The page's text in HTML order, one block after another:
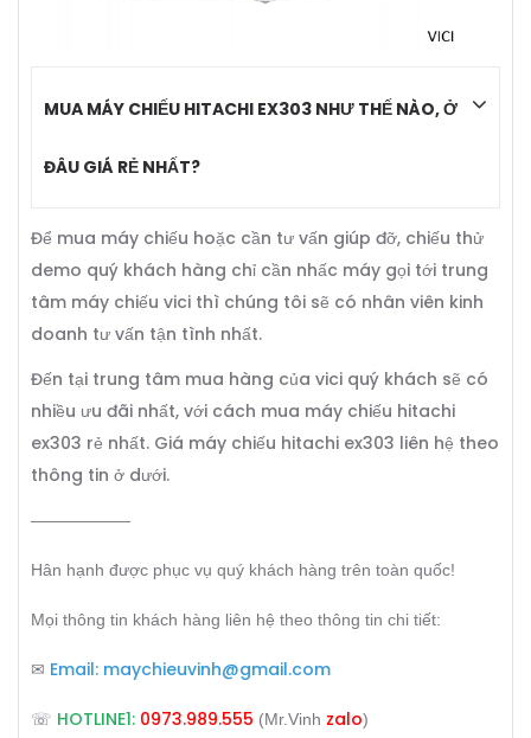
MUA MÁY CHIẾU HITACHI EX303 NHƯ THẾ NÀO, Ở
ĐÂU GIÁ RẺ NHẤT?
Để mua máy chiếu hoặc cần tư vấn giúp đỡ, chiếu thử
demo quý khách hàng chỉ cần nhấc máy gọi tới trung
tâm máy chiếu vici thì chúng tôi sẽ có nhân viên kinh
doanh tư vấn tận tình nhất.
Đến tại trung tâm mua hàng của vici quý khách sẽ có
nhiều ưu đãi nhất, với cách mua máy chiếu hitachi
ex303 rẻ nhất. Giá máy chiếu hitachi ex303 liên hệ theo
thông tin ở dưới.
——————
Hân hạnh được phục vụ quý khách hàng trên toàn quốc!
Mọi thông tin khách hàng liên hệ theo thông tin chi tiết:
✉ Email: maychieuvinh@gmail.com
☏ HOTLINE1: 0973.989.555 (Mr.Vinh zalo)